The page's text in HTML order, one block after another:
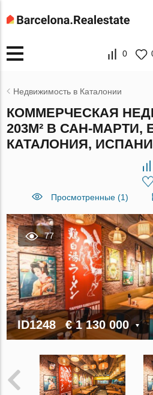
0
Недвижимость в Каталонии
КОММЕРЧЕСКАЯ
203М² В САН-МАРТИ,
КАТАЛОНИЯ,
Просмотренные (1)
77
ID1248 € 1 130 000